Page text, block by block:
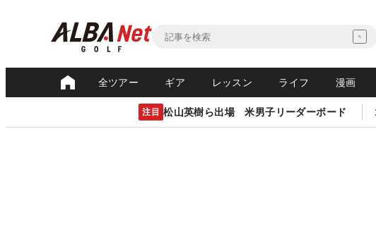
全ツアー ギア レッスン ライフ 漫画
注目 松山英樹ら出場 米男子リーダーボード